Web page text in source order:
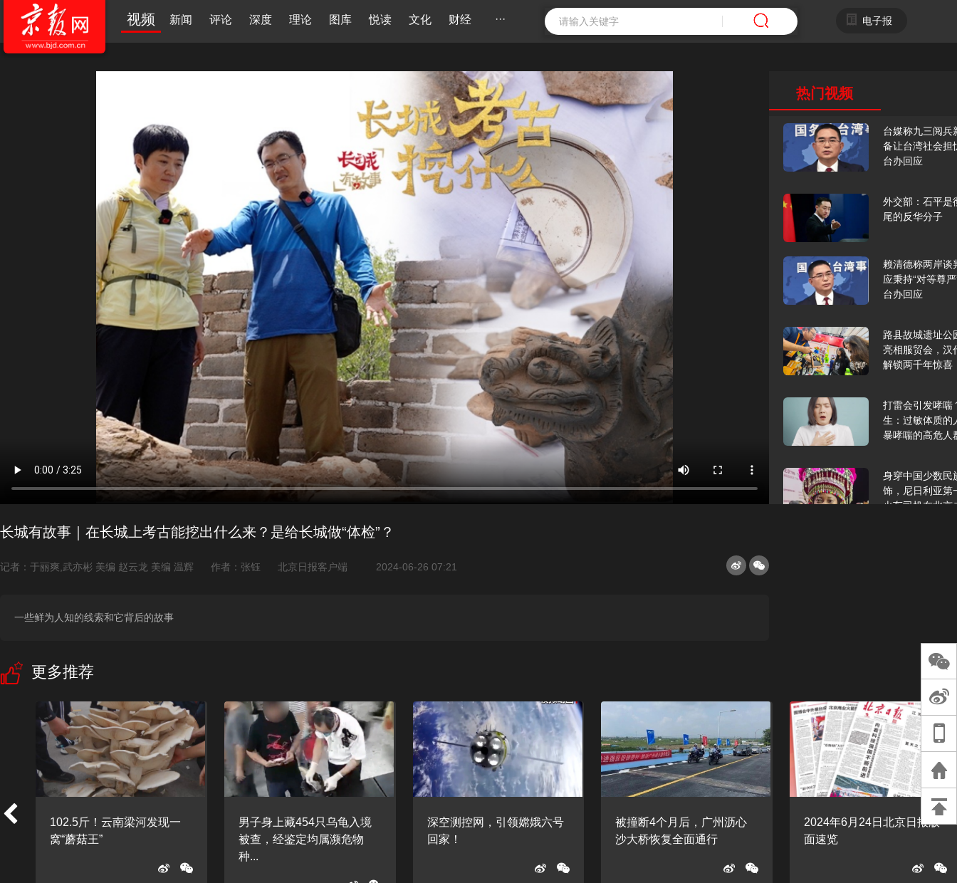
视频 新闻 评论 深度 理论 图库 悦读 文化 财经 ··· 电子报
热门视频
台媒称九三阅兵
备让台湾社会担
台办回应
外交部：石平是
尾的反华分子
赖清德称两岸谈
应秉持“对等尊
台办回应
路县故城遗址公
亮相服贸会，汉
解锁两千年惊喜
打雷会引发哮喘
生：过敏体质的
暴哮喘的高危人
身穿中国少数民
饰，尼日利亚第
火车司机在北京
谈过去 谈谈未来
天桥艺术中心一
演出，国际项目
重庆一高校学生
死，官方通报：
刑案，网传遗体
等信息不实
长城有故事｜在长城上考古能挖出什么来？是给长城做“体检”？
记者：于丽爽,武亦彬 美编 赵云龙 美编 温辉 作者：张钰 北京日报客户端 2024-06-26 07:21
一些鲜为人知的线索和它背后的故事
更多推荐
102.5斤！云南梁河发现一
窝“蘑菇王”
男子身上藏454只乌龟入境
被查，经鉴定均属濒危物
种...
深空测控网，引领嫦娥六号
回家！
被撞断4个月后，广州沥心
沙大桥恢复全面通行
2024年6月24日北京日报版
面速览